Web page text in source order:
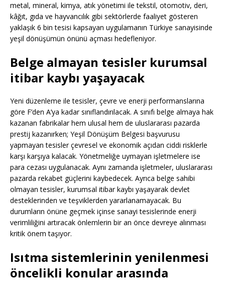
metal, mineral, kimya, atık yönetimi ile tekstil, otomotiv, deri,
kâğıt, gıda ve hayvancılık gibi sektörlerde faaliyet gösteren
yaklaşık 6 bin tesisi kapsayan uygulamanın Türkiye sanayisinde
yeşil dönüşümün önünü açması hedefleniyor.
Belge almayan tesisler kurumsal
itibar kaybı yaşayacak
Yeni düzenleme ile tesisler, çevre ve enerji performanslarına
göre F’den A’ya kadar sınıflandırılacak. A sınıfı belge almaya hak
kazanan fabrikalar hem ulusal hem de uluslararası pazarda
prestij kazanırken; Yeşil Dönüşüm Belgesi başvurusu
yapmayan tesisler çevresel ve ekonomik açıdan ciddi risklerle
karşı karşıya kalacak. Yönetmeliğe uymayan işletmelere ise
para cezası uygulanacak. Aynı zamanda işletmeler, uluslararası
pazarda rekabet güçlerini kaybedecek. Ayrıca belge sahibi
olmayan tesisler, kurumsal itibar kaybı yaşayarak devlet
desteklerinden ve teşviklerden yararlanamayacak. Bu
durumların önüne geçmek içinse sanayi tesislerinde enerji
verimliliğini artıracak önlemlerin bir an önce devreye alınması
kritik önem taşıyor.
Isıtma sistemlerinin yenilenmesi
öncelikli konular arasında